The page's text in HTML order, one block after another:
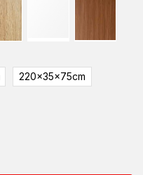
220x35x75cm